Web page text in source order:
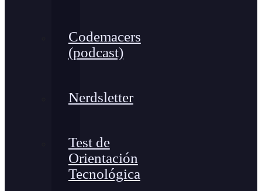
Codemacers
(podcast)
Nerdsletter
Test de
Orientación
Tecnológica